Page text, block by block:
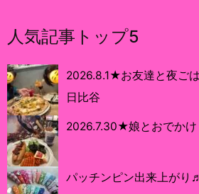
人気記事トップ5
2026.8.1★お友達と夜ご
日比谷
2026.7.30★娘とおでかけ
パッチンピン出来上がり♬